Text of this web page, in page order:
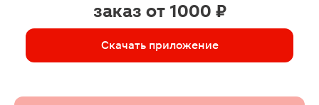
заказ от 1000 ₽
Скачать приложение